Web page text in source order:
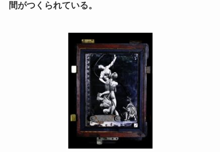
間がつくられている。